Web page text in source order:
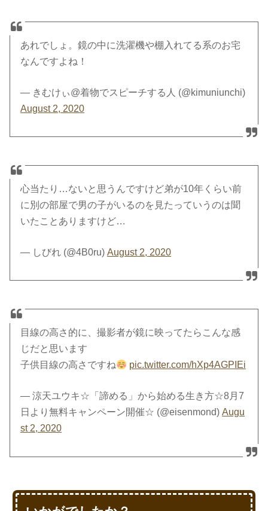
あれでしょ。鏡の中に洗濯機や棚入れてる系のお宅
なんですよね！
— きむけぃ@着物でスピーチする人 (@kimuniunchi)
August 2, 2020
心当たり…ないと思うんですけど弟が10年くらい前
に別の部屋で男の子がいるのを見たっていうのは聞
いたことありますけど…
— しびれ (@4B0ru)August 2, 2020
目線の高さ的に、撮影者が鏡に映ってたらこんな感
じだと思います
子供目線の高さですね
pic.twitter.com/hXp4AGPIEi
— 涼天ユウキ☆「諦める」から始める生き方☆8月7
日より無料キャンペーン開催☆ (@eisenmond)Augu
st 2, 2020